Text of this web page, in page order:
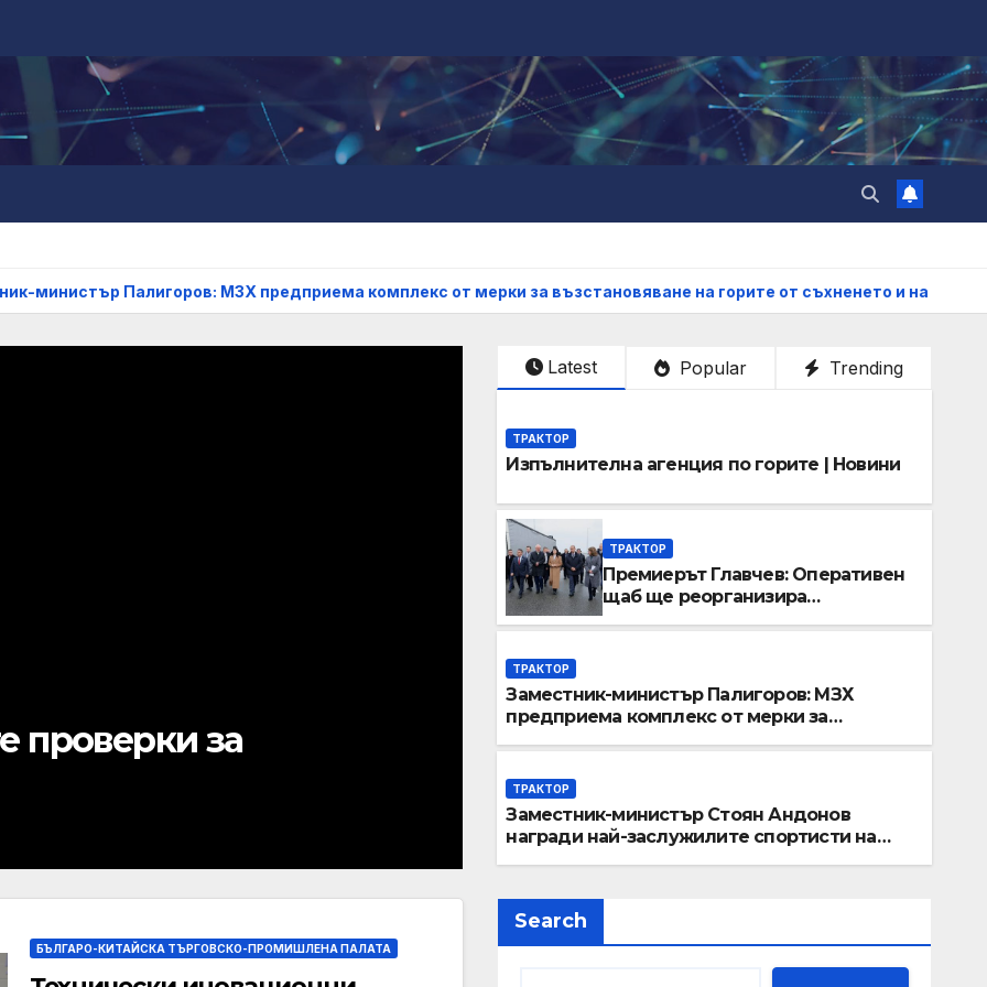
МЗХ предприема комплекс от мерки за възстановяване на горите от съхненето и на полезащитните
| Новини
Премиерът Главчев: Оперативен
реорганизира структурите по
да сме готови за Шенген
AUGUST 9, 2026 ADMIN
Latest Popular Trending
ТРАКТОР
Изпълнителна агенция по горите | Новини
ТРАКТОР
Премиерът Главчев: Оперативен
щаб ще реорганизира
ТРАКТОР
Заместник-министър Палигоров: МЗХ
предприема комплекс от мерки за
България
ТРАКТОР
Заместник-министър Стоян Андонов
награди най-заслужилите спортисти на
БЪЛГАРО-КИТАЙСКА ТЪРГОВСКО-ПРОМИШЛЕНА ПАЛАТА
Search